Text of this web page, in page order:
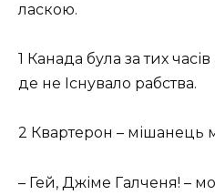
ласкою.
1 Канада була за тих
де не Існувало рабства.
2 Квартерон – мішанець
– Гей, Джіме Галченя! –